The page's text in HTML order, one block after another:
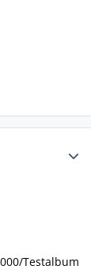
Testalbum